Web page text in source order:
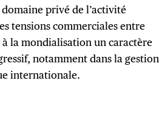
privé de l’activité
tensions commerciales entre
la mondialisation un caractère
notamment dans la gestion
internationale.